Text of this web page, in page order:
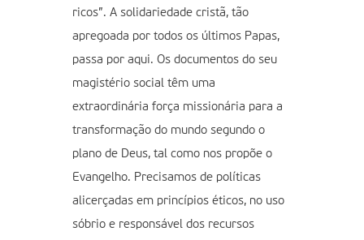
ricos”. A solidariedade cristã, tão
apregoada por todos os últimos Papas,
passa por aqui. Os documentos do seu
magistério social têm uma
extraordinária força missionária para a
transformação do mundo segundo o
plano de Deus, tal como nos propõe o
Evangelho. Precisamos de políticas
alicerçadas em princípios éticos, no uso
sóbrio e responsável dos recursos